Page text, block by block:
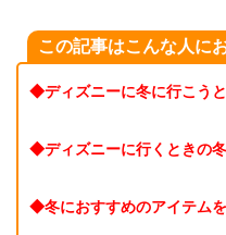
この記事はこんな人に
◆ディズニーに冬に行こう
◆ディズニーに行くときの
◆冬におすすめのアイテム